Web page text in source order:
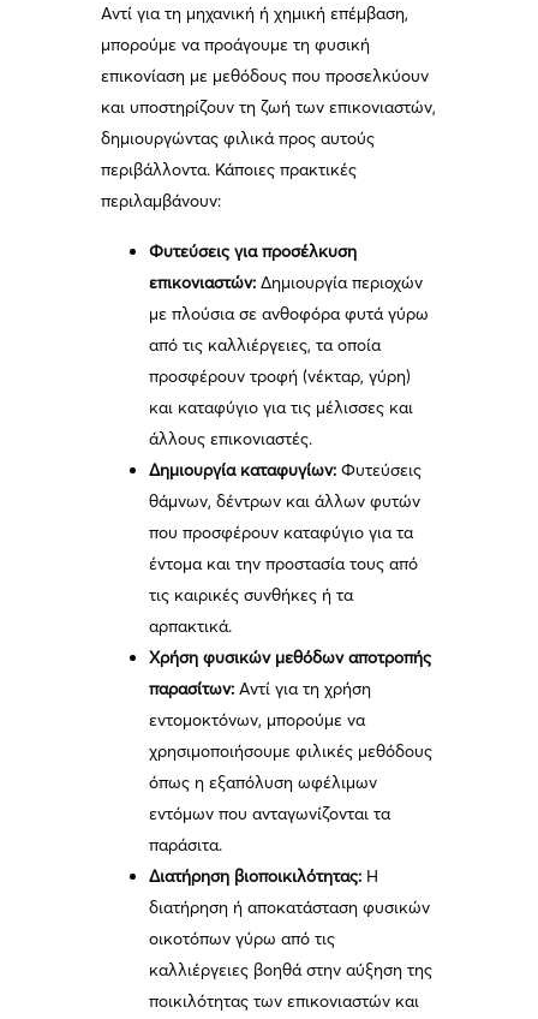
Αντί για τη μηχανική ή χημική επέμβαση,
μπορούμε να προάγουμε τη φυσική
επικονίαση με μεθόδους που προσελκύουν
και υποστηρίζουν τη ζωή των επικονιαστών,
δημιουργώντας φιλικά προς αυτούς
περιβάλλοντα. Κάποιες πρακτικές
περιλαμβάνουν:
Φυτεύσεις για προσέλκυση
επικονιαστών: Δημιουργία περιοχών
με πλούσια σε ανθοφόρα φυτά γύρω
από τις καλλιέργειες, τα οποία
προσφέρουν τροφή (νέκταρ, γύρη)
και καταφύγιο για τις μέλισσες και
άλλους επικονιαστές.
Δημιουργία καταφυγίων: Φυτεύσεις
θάμνων, δέντρων και άλλων φυτών
που προσφέρουν καταφύγιο για τα
έντομα και την προστασία τους από
τις καιρικές συνθήκες ή τα
αρπακτικά.
Χρήση φυσικών μεθόδων αποτροπής
παρασίτων: Αντί για τη χρήση
εντομοκτόνων, μπορούμε να
χρησιμοποιήσουμε φιλικές μεθόδους
όπως η εξαπόλυση ωφέλιμων
εντόμων που ανταγωνίζονται τα
παράσιτα.
Διατήρηση βιοποικιλότητας: Η
διατήρηση ή αποκατάσταση φυσικών
οικοτόπων γύρω από τις
καλλιέργειες βοηθά στην αύξηση της
ποικιλότητας των επικονιαστών και